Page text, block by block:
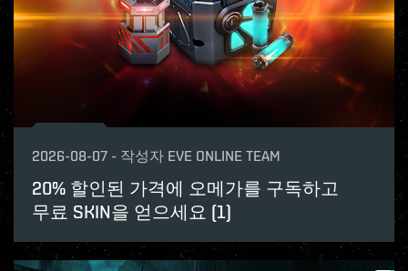
2026-08-07 - 작성자 EVE ONLINE TEAM
20% 할인된 가격에 오메가를 구독하고
무료 SKIN을 얻으세요 (1)